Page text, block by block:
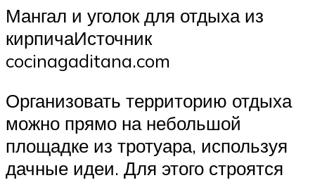
Мангал и уголок для отдыха из
кирпичаИсточник
cocinagaditana.com
Организовать территорию отдыха
можно прямо на небольшой
площадке из тротуара, используя
дачные идеи. Для этого строятся